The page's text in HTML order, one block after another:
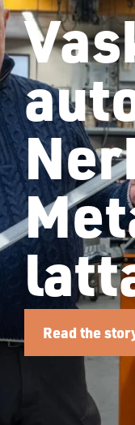
Read the